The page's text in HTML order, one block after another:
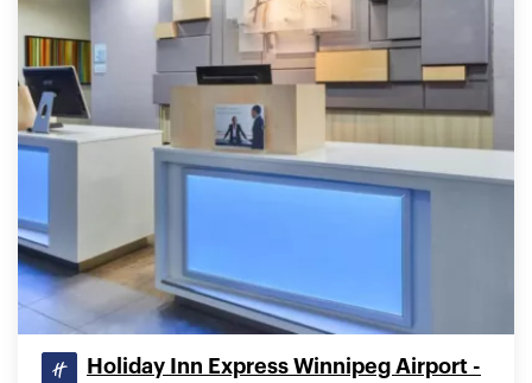
Holiday Inn Express Winnipeg Airport -